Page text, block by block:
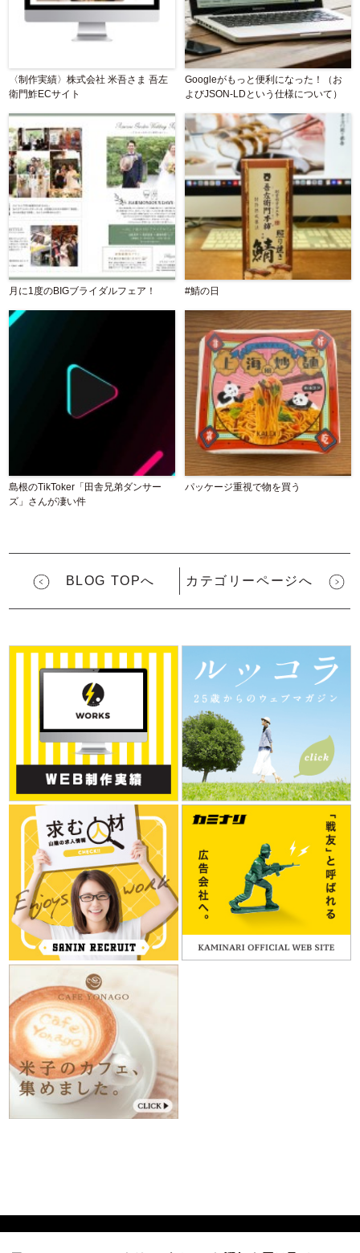
〈制作実績〉株式会社 米吾さま 吾左
衛門鮓ECサイト
Googleがもっと便利になった！（お
よびJSON-LDという仕様について）
月に1度のBIGブライダルフェア！ #鯖の日
島根のTikToker「田舎兄弟ダンサー
ズ」さんが凄い件
パッケージ重視で物を買う
BLOG TOPへ カテゴリーページへ